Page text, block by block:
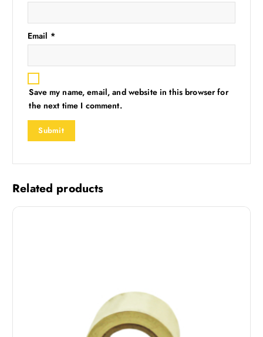
Email *
Save my name, email, and website in this browser for
the next time I comment.
Related products